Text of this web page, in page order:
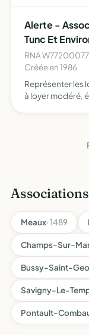
Alerte -
Tunc Et
RNA
Créée en 1986
Représenter les
à loyer modéré,
Meaux· 1489
Champs-Sur-
Bussy-Saint-
Savigny-Le-
Pontault-